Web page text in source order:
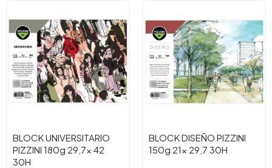
BLOCK UNIVERSITARIO
PIZZINI 180g 29,7x 42
30H
BLOCK DISEÑO PIZZINI
150g 21x 29,7 30H